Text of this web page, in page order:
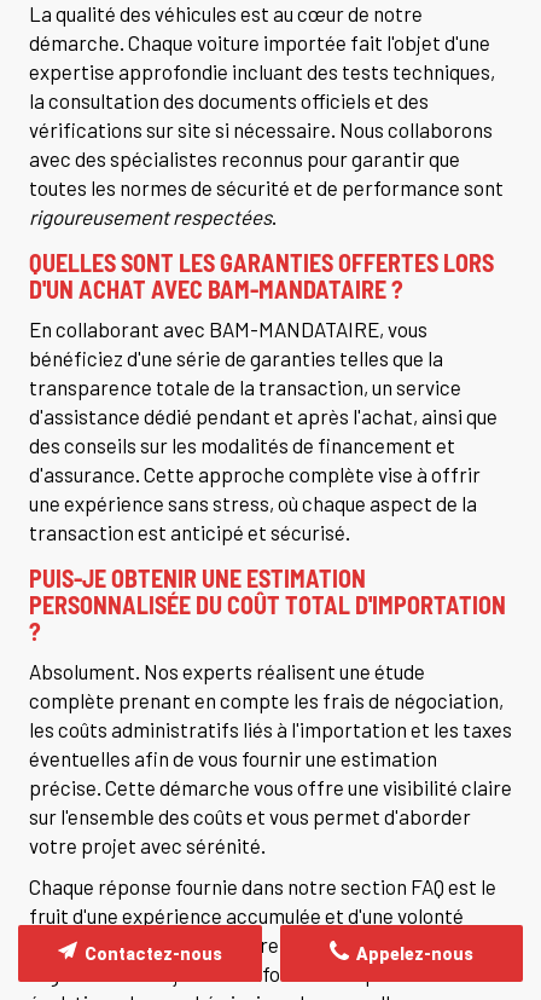
La qualité des véhicules est au cœur de notre
démarche. Chaque voiture importée fait l'objet d'une
expertise approfondie incluant des tests techniques,
la consultation des documents officiels et des
vérifications sur site si nécessaire. Nous collaborons
avec des spécialistes reconnus pour garantir que
toutes les normes de sécurité et de performance sont
rigoureusement respectées.
QUELLES SONT LES GARANTIES OFFERTES LORS
D'UN ACHAT AVEC BAM-MANDATAIRE ?
En collaborant avec BAM-MANDATAIRE, vous
bénéficiez d'une série de garanties telles que la
transparence totale de la transaction, un service
d'assistance dédié pendant et après l'achat, ainsi que
des conseils sur les modalités de financement et
d'assurance. Cette approche complète vise à offrir
une expérience sans stress, où chaque aspect de la
transaction est anticipé et sécurisé.
PUIS-JE OBTENIR UNE ESTIMATION
PERSONNALISÉE DU COÛT TOTAL D'IMPORTATION
?
Absolument. Nos experts réalisent une étude
complète prenant en compte les frais de négociation,
les coûts administratifs liés à l'importation et les taxes
éventuelles afin de vous fournir une estimation
précise. Cette démarche vous offre une visibilité claire
sur l'ensemble des coûts et vous permet d'aborder
votre projet avec sérénité.
Chaque réponse fournie dans notre section FAQ est le
fruit d'une expérience accumulée et d'une volonté
constante d'améliorer notre service. Nous mettons
régulièrement à jour ces informations pour refléter les
Appelez-nous
Contactez-nous